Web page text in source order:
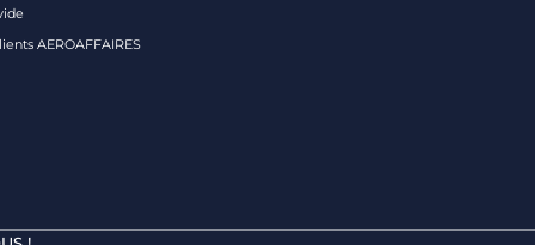
AEROAFFAIRES